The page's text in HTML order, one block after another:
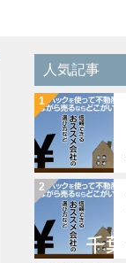
人気記事